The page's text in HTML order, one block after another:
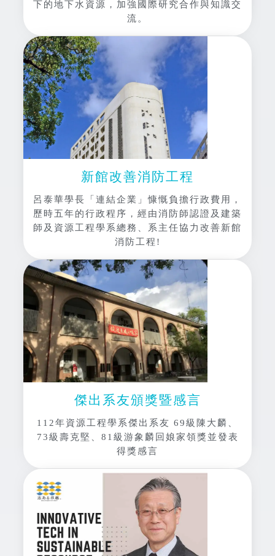
下的地下水資源，加強國際研究合作與知識交
流。
新館改善消防工程
呂泰華學長「連結企業」慷慨負擔行政費用，
歷時五年的行政程序，經由消防師認證及建築
師及資源工程學系總務、系主任協力改善新館
消防工程!
傑出系友頒獎暨感言
112年資源工程學系傑出系友 69級陳大麟、
73級壽克堅、81級游象麟回娘家領獎並發表
得獎感言